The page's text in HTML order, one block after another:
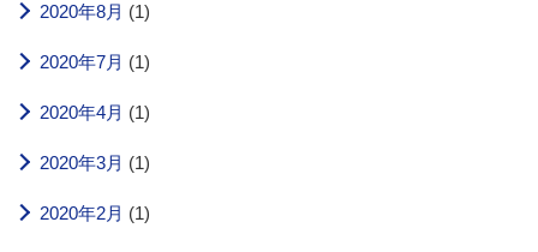
2020年8月 (1)
2020年7月 (1)
2020年4月 (1)
2020年3月 (1)
2020年2月 (1)